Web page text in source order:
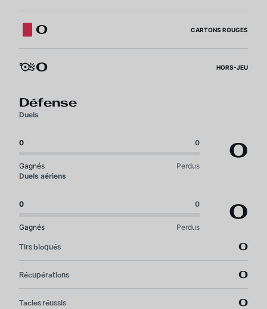
0 CARTONS ROUGES
0 HORS-JEU
Défense
Duels
0 0
Gagnés Perdus
0
Duels aériens
0 0
Gagnés Perdus
0
Tirs bloqués 0
Récupérations 0
Tacles réussis 0